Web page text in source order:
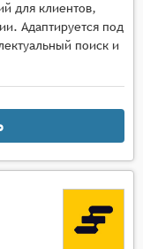
для клиентов,
Адаптируется под
поиск и